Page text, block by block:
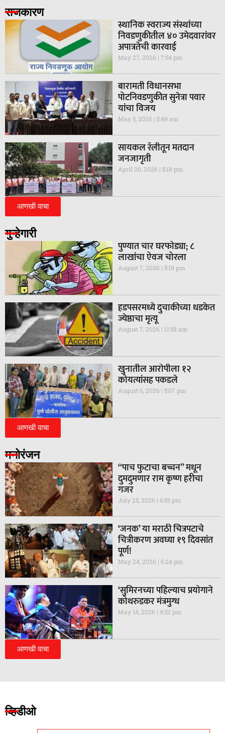
राजकारण
स्थानिक स्वराज्य संस्थांच्या
निवडणुकीतील ४० उमेदवारांवर
अपात्रतेची कारवाई
May 27, 2026 7:54 pm
बारामती विधानसभा
पोटनिवडणुकीत सुनेत्रा पवार
यांचा विजय
May 5, 2026 5:49 am
सायकल रॅलीतून मतदान
जनजागृती
April 20, 2026 5:18 pm
आणखी वाचा
गुन्हेगारी
पुण्यात चार घरफोड्या; ८
लाखांचा ऐवज चोरला
August 7, 2026 5:19 pm
हडपसरमध्ये दुचाकीच्या धडकेत
ज्येष्ठाचा मृत्यू
August 7, 2026 11:58 am
खुनातील आरोपीला १२
कोयत्यांसह पकडले
August 6, 2026 5:07 pm
आणखी वाचा
मनोरंजन
“पाच फुटाचा बच्चन” मधून
दुमदुमणार राम कृष्ण हरीचा
गजर
July 25, 2026 6:55 pm
‘जनक’ या मराठी चित्रपटाचे
चित्रीकरण अवघ्या १९ दिवसांत
पूर्ण!
May 24, 2026 6:24 pm
‘सुमिरनच्या पहिल्याच प्रयोगाने
कोथरुडकर मंत्रमुग्ध
May 14, 2026 9:32 pm
आणखी वाचा
व्हिडीओ